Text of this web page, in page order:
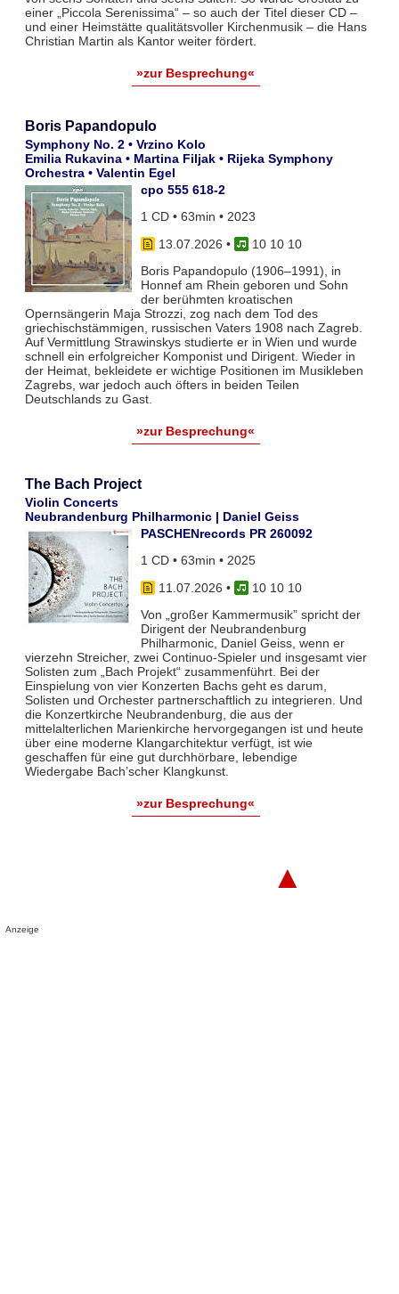
einer „Piccola Serenissima“ – so auch der Titel dieser CD –
und einer Heimstätte qualitätsvoller Kirchenmusik – die Hans
Christian Martin als Kantor weiter fördert.
»zur Besprechung«
Boris Papandopulo
Symphony No. 2 • Vrzino Kolo
Emilia Rukavina • Martina Filjak • Rijeka Symphony
Orchestra • Valentin Egel
cpo 555 618-2
1 CD • 63min • 2023
13.07.2026 •
10 10 10
Boris Papandopulo (1906–1991), in
Honnef am Rhein geboren und Sohn
der berühmten kroatischen
Opernsängerin Maja Strozzi, zog nach dem Tod des
griechischstämmigen, russischen Vaters 1908 nach Zagreb.
Auf Vermittlung Strawinskys studierte er in Wien und wurde
schnell ein erfolgreicher Komponist und Dirigent. Wieder in
der Heimat, bekleidete er wichtige Positionen im Musikleben
Zagrebs, war jedoch auch öfters in beiden Teilen
Deutschlands zu Gast.
»zur Besprechung«
The Bach Project
Violin Concerts
Neubrandenburg Philharmonic | Daniel Geiss
PASCHENrecords PR 260092
1 CD • 63min • 2025
11.07.2026 •
10 10 10
Von „großer Kammermusik” spricht der
Dirigent der Neubrandenburg
Philharmonic, Daniel Geiss, wenn er
vierzehn Streicher, zwei Continuo-Spieler und insgesamt vier
Solisten zum „Bach Projekt“ zusammenführt. Bei der
Einspielung von vier Konzerten Bachs geht es darum,
Solisten und Orchester partnerschaftlich zu integrieren. Und
die Konzertkirche Neubrandenburg, die aus der
mittelalterlichen Marienkirche hervorgegangen ist und heute
über eine moderne Klangarchitektur verfügt, ist wie
geschaffen für eine gut durchhörbare, lebendige
Wiedergabe Bach’scher Klangkunst.
»zur Besprechung«
▲
Anzeige